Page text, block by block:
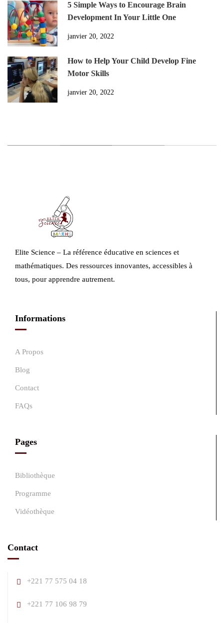
5 Simple Ways to Encourage Brain
Development In Your Little One
janvier 20, 2022
How to Help Your Child Develop Fine
Motor Skills
janvier 20, 2022
Elite Science – La référence éducative en sciences et
mathématiques. Des ressources innovantes, accessibles à
tous, pour apprendre autrement.
Informations
A Propos
Blog
Contact
FAQs
Pages
Bibliothèque
Programme
Vidéothèque
Contact
+221 77 575 04 18
+221 77 106 98 79